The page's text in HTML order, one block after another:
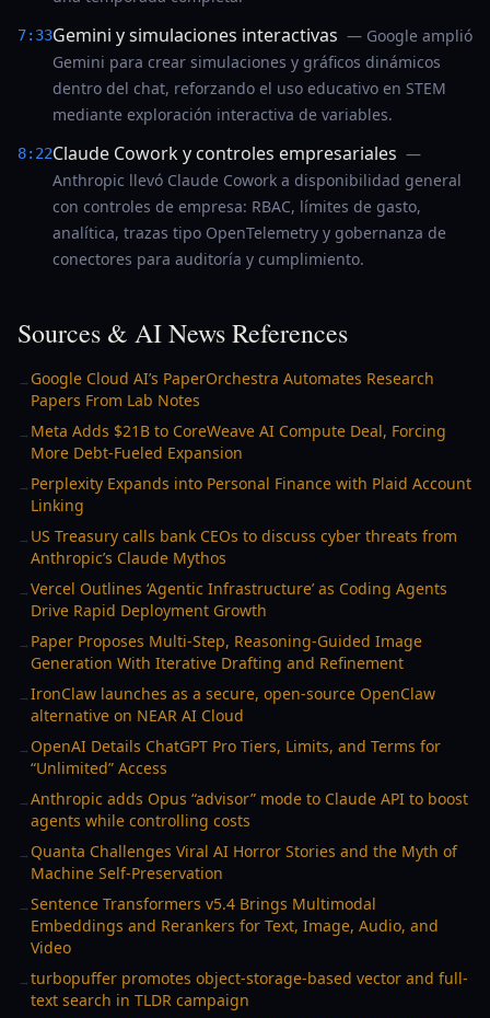
7:33Gemini y simulaciones interactivas — Google amplió
Gemini para crear simulaciones y gráficos dinámicos
dentro del chat, reforzando el uso educativo en STEM
mediante exploración interactiva de variables.
8:22Claude Cowork y controles empresariales —
Anthropic llevó Claude Cowork a disponibilidad general
con controles de empresa: RBAC, límites de gasto,
analítica, trazas tipo OpenTelemetry y gobernanza de
conectores para auditoría y cumplimiento.
Sources & AI News References
→ Google Cloud AI’s PaperOrchestra Automates Research
Papers From Lab Notes
→ Meta Adds $21B to CoreWeave AI Compute Deal, Forcing
More Debt-Fueled Expansion
→ Perplexity Expands into Personal Finance with Plaid Account
Linking
→ US Treasury calls bank CEOs to discuss cyber threats from
Anthropic’s Claude Mythos
→Vercel Outlines ‘Agentic Infrastructure’ as Coding Agents
Drive Rapid Deployment Growth
→ Paper Proposes Multi-Step, Reasoning-Guided Image
Generation With Iterative Drafting and Refinement
→IronClaw launches as a secure, open-source OpenClaw
alternative on NEAR AI Cloud
→ OpenAI Details ChatGPT Pro Tiers, Limits, and Terms for
“Unlimited” Access
→Anthropic adds Opus “advisor” mode to Claude API to boost
agents while controlling costs
→ Quanta Challenges Viral AI Horror Stories and the Myth of
Machine Self-Preservation
→Sentence Transformers v5.4 Brings Multimodal
Embeddings and Rerankers for Text, Image, Audio, and
Video
→turbopuffer promotes object-storage-based vector and full-
text search in TLDR campaign